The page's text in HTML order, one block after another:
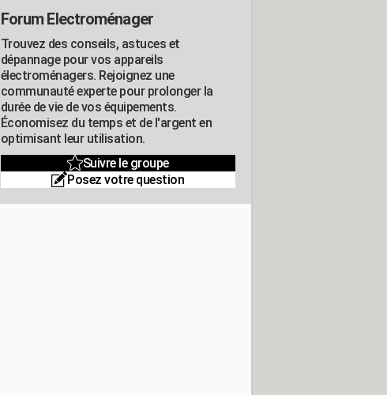
Forum Electroménager
Trouvez des conseils, astuces et
dépannage pour vos appareils
électroménagers. Rejoignez une
communauté experte pour prolonger la
durée de vie de vos équipements.
Économisez du temps et de l'argent en
optimisant leur utilisation.
Suivre le groupe
Posez votre question